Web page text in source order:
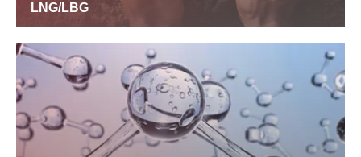
LNG/LBG